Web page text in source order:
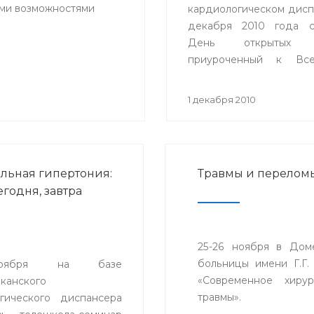
возможностями
кардиологическом
декабря 2010 года
День открытых
приуроченный к
1 декабря 2010
гипертония:
завтра
на базе
диспансера
Травмы и
25-26 ноября в
больницы имени Г.Г.
«Современное
травмы».